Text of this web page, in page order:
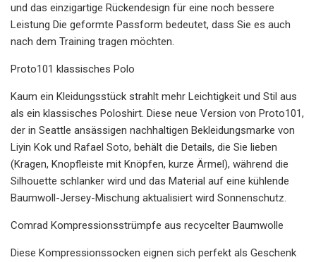
und das einzigartige Rückendesign für eine noch bessere
Leistung Die geformte Passform bedeutet, dass Sie es auch
nach dem Training tragen möchten.
Proto101 klassisches Polo
Kaum ein Kleidungsstück strahlt mehr Leichtigkeit und Stil aus
als ein klassisches Poloshirt. Diese neue Version von Proto101,
der in Seattle ansässigen nachhaltigen Bekleidungsmarke von
Liyin Kok und Rafael Soto, behält die Details, die Sie lieben
(Kragen, Knopfleiste mit Knöpfen, kurze Ärmel), während die
Silhouette schlanker wird und das Material auf eine kühlende
Baumwoll-Jersey-Mischung aktualisiert wird Sonnenschutz.
Comrad Kompressionsstrümpfe aus recycelter Baumwolle
Diese Kompressionssocken eignen sich perfekt als Geschenk